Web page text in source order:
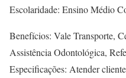
Escolaridade: Ensino Médio
Benefícios: Vale Transporte,
Assistência Odontológica,
Especificações: Atender